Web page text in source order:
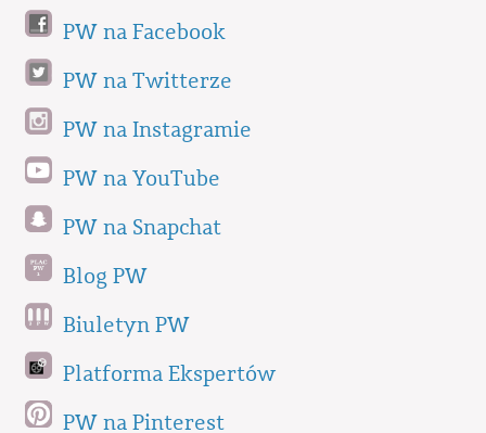
PW na Facebook
PW na Twitterze
PW na Instagramie
PW na YouTube
PW na Snapchat
Blog PW
Biuletyn PW
Platforma Ekspertów
PW na Pinterest